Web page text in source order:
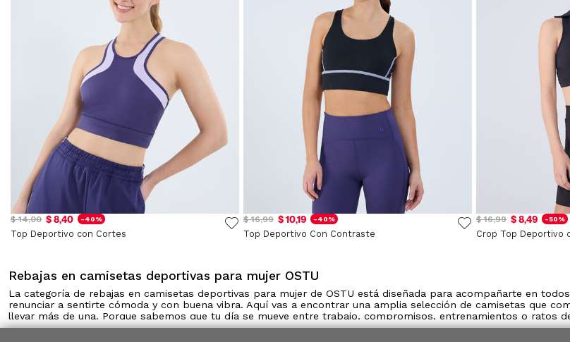
$ 14,00 $ 8,40 -40%
Top Deportivo con Cortes
$ 16,99 $ 10,19 -40%
Top Deportivo Con Contraste
$ 16,99 $ 8,49 -50%
Crop Top Deportivo
Rebajas en camisetas deportivas para mujer OSTU
La categoría de rebajas en camisetas deportivas para mujer de OSTU está diseñada para acompañarte en
renunciar a sentirte cómoda y con buena vibra. Aquí vas a encontrar una amplia selección de camisetas que
llevar más de una. Porque sabemos que tu día se mueve entre trabajo, compromisos, entrenamientos o ratos
versátil, solo para muchas veces.